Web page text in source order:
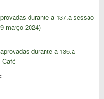
durante a 137.a sessão
março 2024)
durante a 136.a
Café